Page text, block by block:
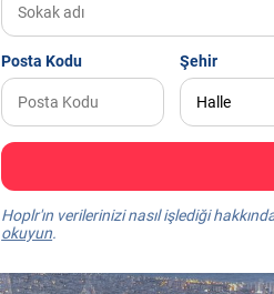
Posta Kodu Şehir
Hoplr'ın verilerinizi nasıl işlediği
okuyun.